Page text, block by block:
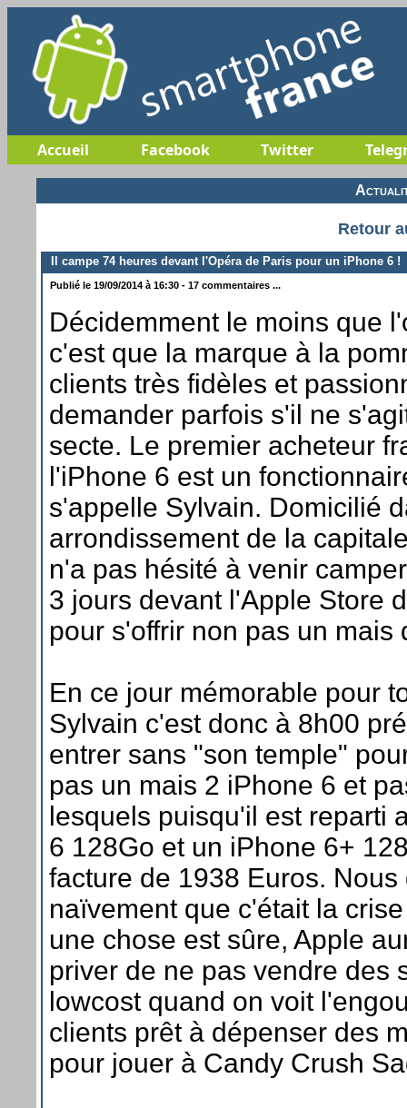
Accueil Facebook Twitter
Retour
Il campe 74 heures devant l'Opéra de Paris pour un iPhone 6 !
Publié le 19/09/2014 à 16:30 - 17 commentaires ...
Décidemment le moins que
c'est que la marque à la
clients très fidèles et
demander parfois s'il ne
secte. Le premier acheteur
l'iPhone 6 est un
s'appelle Sylvain. Domicilié
arrondissement de la
n'a pas hésité à venir
3 jours devant l'Apple Store
pour s'offrir non pas un mais
En ce jour mémorable pour
Sylvain c'est donc à 8h00
entrer sans "son temple"
pas un mais 2 iPhone 6 et
lesquels puisqu'il est reparti
6 128Go et un iPhone 6+
facture de 1938 Euros. Nous
naïvement que c'était la
une chose est sûre, Apple
priver de ne pas vendre des
lowcost quand on voit
clients prêt à dépenser des
pour jouer à Candy Crush